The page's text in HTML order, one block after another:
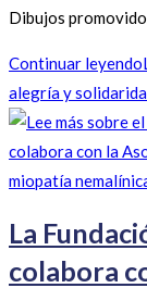
Dibujos
Continuar leyendo
alegría y
La
colabora